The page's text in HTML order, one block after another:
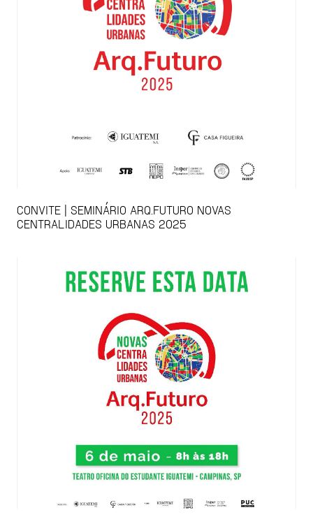
CONVITE | SEMINÁRIO ARQ.FUTURO NOVAS
CENTRALIDADES URBANAS 2025